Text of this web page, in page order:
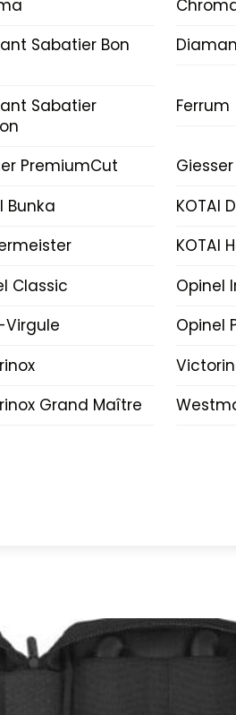
Sabatier Bon
Sabatier
Ferrum
PremiumCut
Bunka
KOTAI
KOTAI
Classic
Opinel
Virgule
Opinel
Grand Maître